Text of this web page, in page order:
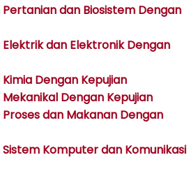
dan Biosistem Dengan
dan Elektronik Dengan
Dengan Kepujian
Dengan Kepujian
dan Makanan Dengan
Komputer dan Komunikasi